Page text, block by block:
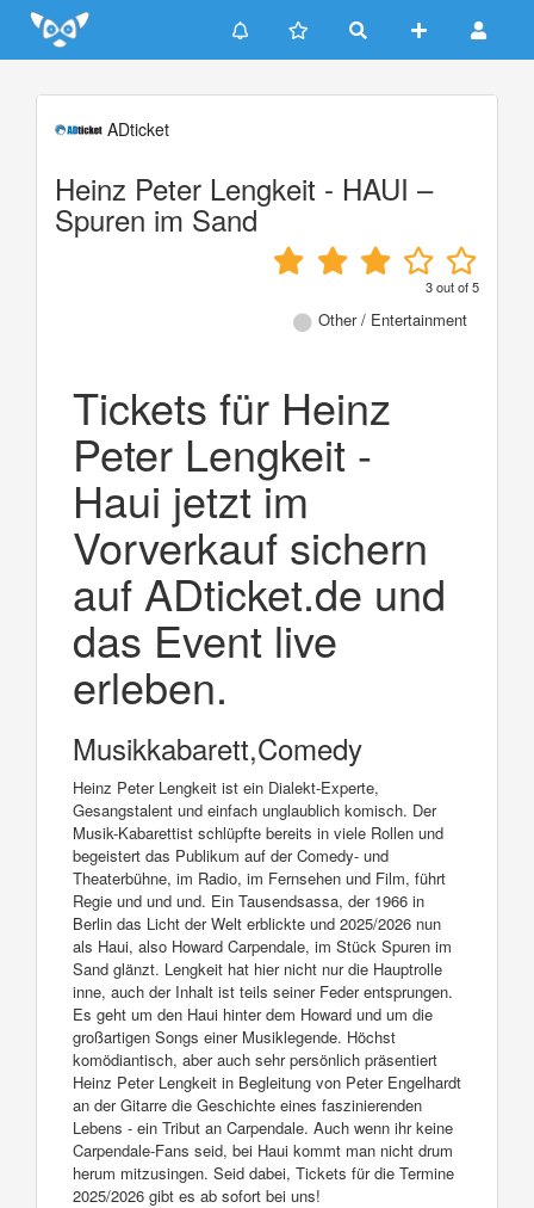
Update cookies preferences
ADticket
Heinz Peter Lengkeit - HAUI –
Spuren im Sand
3out of5
Other / Entertainment
Tickets für Heinz
Peter Lengkeit -
Haui jetzt im
Vorverkauf sichern
auf ADticket.de und
das Event live
erleben.
Musikkabarett,Comedy
Heinz Peter Lengkeit ist ein Dialekt-Experte,
Gesangstalent und einfach unglaublich komisch. Der
Musik-Kabarettist schlüpfte bereits in viele Rollen und
begeistert das Publikum auf der Comedy- und
Theaterbühne, im Radio, im Fernsehen und Film, führt
Regie und und und. Ein Tausendsassa, der 1966 in
Berlin das Licht der Welt erblickte und 2025/2026 nun
als Haui, also Howard Carpendale, im Stück Spuren im
Sand glänzt. Lengkeit hat hier nicht nur die Hauptrolle
inne, auch der Inhalt ist teils seiner Feder entsprungen.
Es geht um den Haui hinter dem Howard und um die
großartigen Songs einer Musiklegende. Höchst
komödiantisch, aber auch sehr persönlich präsentiert
Heinz Peter Lengkeit in Begleitung von Peter Engelhardt
an der Gitarre die Geschichte eines faszinierenden
Lebens - ein Tribut an Carpendale. Auch wenn ihr keine
Carpendale-Fans seid, bei Haui kommt man nicht drum
herum mitzusingen. Seid dabei, Tickets für die Termine
2025/2026 gibt es ab sofort bei uns!